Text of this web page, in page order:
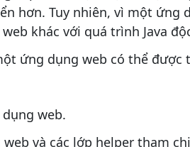
hơn. Tuy nhiên, vì một ứng
khác với quá trình Java
ứng dụng web có thể được
web.
và các lớp helper tham